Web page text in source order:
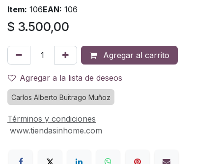
Item: 106EAN: 106
$ 3.500,00
Agregar al carrito
Agregar a la lista de deseos
Carlos Alberto Buitrago Muñoz
Términos y condiciones
www.tiendasinhome.com